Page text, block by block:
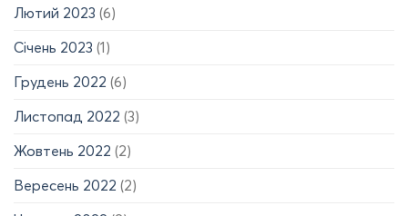
Лютий 2023 (6)
Січень 2023 (1)
Грудень 2022 (6)
Листопад 2022 (3)
Жовтень 2022 (2)
Вересень 2022 (2)